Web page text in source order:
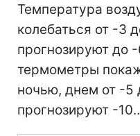
Температура
колебаться от -3
прогнозируют до
термометры
ночью, днем от -5
прогнозируют -